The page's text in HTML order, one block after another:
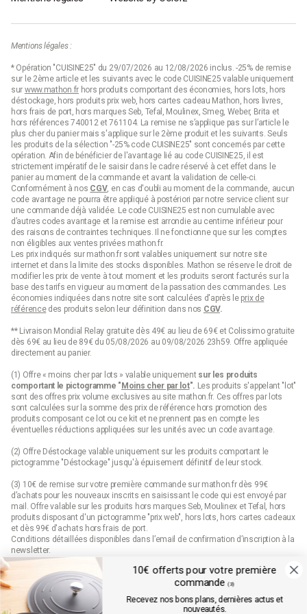
Mentions légales :
* Opération "CUISINE25" du 29/07/2026 au 12/08/2026 inclus. -25% de remise
sur le 2ème article et les suivants avec le code CUISINE25 valable uniquement
sur www.mathon.frhors produits comportant des économies, hors lots, hors
déstockage, hors produits prix web, hors cartes cadeau Mathon, hors livres,
hors frais de port, hors marques Seb, Tefal, Moulinex, Smeg, Weber, Brita et
hors références 740012 et 761104. La remise ne s’applique pas sur l’article le
plus cher du panier mais s'applique sur le 2ème produit et les suivants. Seuls
les produits de la sélection "-25% code CUISINE25" sont concernés par cette
opération. Afin de bénéficier de l'avantage lié au code CUISINE25, il est
strictement impératif de le saisir dans le cadre réservé à cet effet dans le
panier au moment de la commande et avant la validation de celle-ci.
Conformément à nos CGV, en cas d'oubli au moment de la commande, aucun
code avantage ne pourra être appliqué à postériori par notre service client sur
une commande déjà validée. Le code CUISINE25 est non cumulable avec
d’autres codes avantage et la remise est arrondie au centime inférieur pour
des raisons de contraintes techniques. Il ne fonctionne que sur les comptes
non éligibles aux ventes privées mathon.fr.
Les prix indiqués sur mathon.fr sont valables uniquement sur notre site
internet et dans la limite des stocks disponibles. Mathon se réserve le droit de
modifier les prix de vente à tout moment et les produits seront facturés sur la
base des tarifs en vigueur au moment de la passation des commandes. Les
économies indiquées dans notre site sont calculées d'après le prix de
référencedes produits selon leur définition dans nos CGV.
** Livraison Mondial Relay gratuite dès 49€ au lieu de 69€ et Colissimo gratuite
dès 69€ au lieu de 89€ du 05/08/2026 au 09/08/2026 23h59. Offre appliquée
directement au panier.
(1) Offre « moins cher par lots » valable uniquement sur les produits
comportant le pictogramme "Moins cher par lot". Les produits s'appelant "lot"
sont des offres prix volume exclusives au site mathon.fr. Ces offres par lots
sont calculées sur la somme des prix de référence hors promotion des
produits composant ce lot ou ce kit et ne prennent pas en compte les
éventuelles réductions appliquées sur les unités avec un code avantage.
(2) Offre Déstockage valable uniquement sur les produits comportant le
pictogramme "Déstockage" jusqu'à épuisement définitif de leur stock.
(3) 10€ de remise sur votre première commande sur mathon.fr dès 99€
d’achats pour les nouveaux inscrits en saisissant le code qui est envoyé par
mail. Offre valable sur les produits hors marques Seb, Moulinex et Tefal, hors
produits disposant d'un pictogramme "prix web", hors lots, hors cartes cadeaux
et dès 99€ d'achats hors frais de port.
Conditions détaillées disponibles dans l’email de confirmation d’inscription à la
newsletter.
(4) Offre « Prix web » valable uniquement sur les produits comportant le
pictogramme "prix web". Les produits indiqués "prix web" sont des offres
exclusives au site mathon.fr. Offre non applicable en magasin ou en catalogue.
10€ offerts pour votre première
commande (3)
Recevez nos bons plans, dernières actus et
nouveautés.